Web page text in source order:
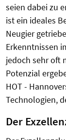
seien dabei zu
ist ein ideales
Neugier
Erkenntnissen
jedoch sehr oft
Potenzial
HOT -
Technologien,
Der